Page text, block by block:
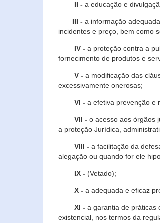
II - a educação e
III - a informação
incidentes e preço, bem
IV - a proteção contra a
fornecimento de produtos e
V - a modificação das
excessivamente onerosas;
VI - a efetiva prevenção e
VII - o acesso aos órgãos
a proteção Jurídica,
VIII - a facilitação da
alegação ou quando for ele
IX - (Vetado);
X - a adequada e eficaz
XI - a garantia de práticas
existencial, nos termos da